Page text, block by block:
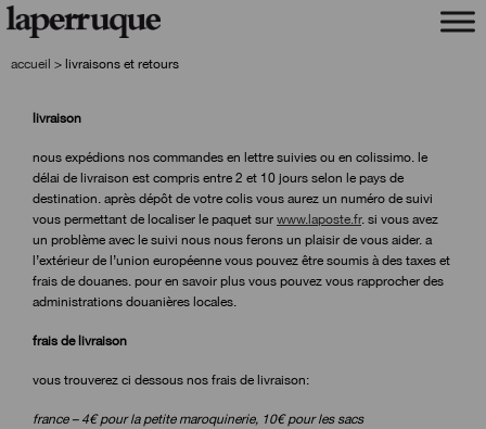
aller
navigation
aller
au
accueil > livraisons et retours
livraison
nous expédions nos commandes en lettre suivies ou en colissimo. le
délai de livraison est compris entre 2 et 10 jours selon le pays de
destination. après dépôt de votre colis vous aurez un numéro de suivi
vous permettant de localiser le paquet sur www.laposte.fr. si vous avez
un problème avec le suivi nous nous ferons un plaisir de vous aider. a
l’extérieur de l’union européenne vous pouvez être soumis à des taxes et
frais de douanes. pour en savoir plus vous pouvez vous rapprocher des
administrations douanières locales.
frais de livraison
vous trouverez ci dessous nos frais de livraison:
france – 4€ pour la petite maroquinerie, 10€ pour les sacs